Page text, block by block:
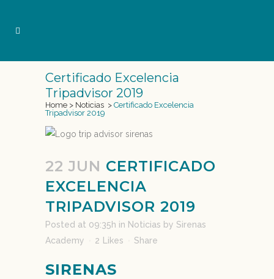
Certificado Excelencia
Tripadvisor 2019
Home > Noticias > Certificado Excelencia
Tripadvisor 2019
22 JUN CERTIFICADO
EXCELENCIA
TRIPADVISOR 2019
Posted at 09:35h in Noticias by Sirenas
Academy
2 Likes Share
SIRENAS